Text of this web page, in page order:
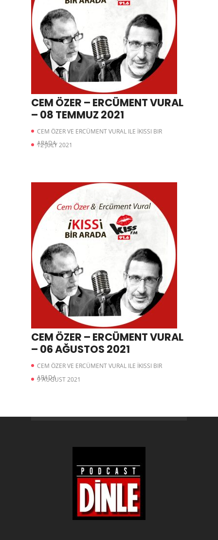
CEM ÖZER – ERCÜMENT VURAL
– 08 TEMMUZ 2021
CEM ÖZER VE ERCÜMENT VURAL ILE İKISSI BIR
ARADA
12 JULY 2021
CEM ÖZER – ERCÜMENT VURAL
– 06 AĞUSTOS 2021
CEM ÖZER VE ERCÜMENT VURAL ILE İKISSI BIR
ARADA
9 AUGUST 2021